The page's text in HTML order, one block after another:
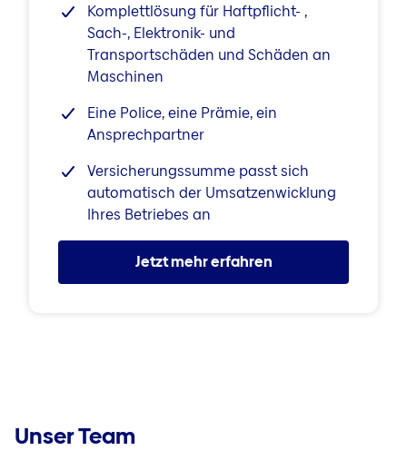
Komplettlösung für Haftpflicht- ,
Sach-, Elektronik- und
Transportschäden und Schäden an
Maschinen
Eine Police, eine Prämie, ein
Ansprechpartner
Versicherungssumme passt sich
automatisch der Umsatzenwicklung
Ihres Betriebes an
Jetzt mehr erfahren
Unser Team